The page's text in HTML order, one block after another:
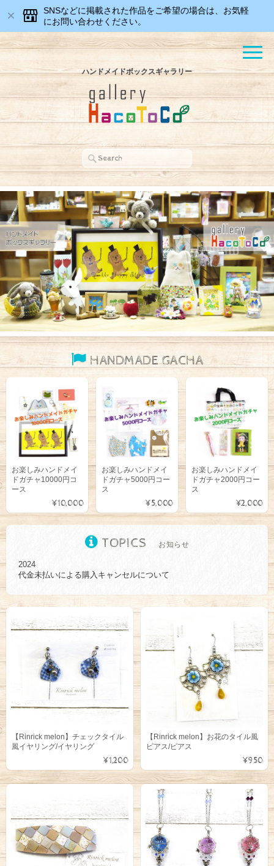
SNSなどに掲載された作品をご希望の場合は、お気軽
にお問い合わせください。
ハンドメイドボックスギャラリー
HANDMADE GACHA
お楽しみハンドメイ
ドガチャ10000円コ
ース
¥10,000
お楽しみハンドメイ
ドガチャ5000円コー
ス
¥5,000
お楽しみハンドメイ
ドガチャ2000円コー
ス
¥2,000
TOPICS お知らせ
2024
代金未払いによる購入キャンセルについて
【Rinrick melon】チェックタイル
風イヤリング/イヤリング
¥1,200
【Rinrick melon】お花のタイル風
ピアス/ピアス
¥950